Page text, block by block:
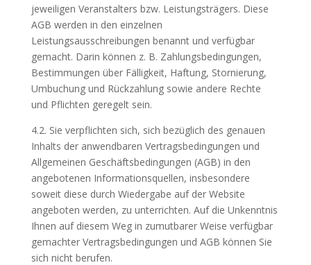
jeweiligen Veranstalters bzw. Leistungsträgers. Diese
AGB werden in den einzelnen
Leistungsausschreibungen benannt und verfügbar
gemacht. Darin können z. B. Zahlungsbedingungen,
Bestimmungen über Fälligkeit, Haftung, Stornierung,
Umbuchung und Rückzahlung sowie andere Rechte
und Pflichten geregelt sein.
4.2. Sie verpflichten sich, sich bezüglich des genauen
Inhalts der anwendbaren Vertragsbedingungen und
Allgemeinen Geschäftsbedingungen (AGB) in den
angebotenen Informationsquellen, insbesondere
soweit diese durch Wiedergabe auf der Website
angeboten werden, zu unterrichten. Auf die Unkenntnis
Ihnen auf diesem Weg in zumutbarer Weise verfügbar
gemachter Vertragsbedingungen und AGB können Sie
sich nicht berufen.